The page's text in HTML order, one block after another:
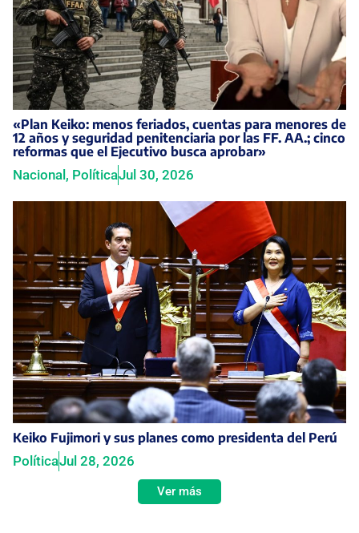
«Plan Keiko: menos feriados, cuentas para menores de
12 años y seguridad penitenciaria por las FF. AA.; cinco
reformas que el Ejecutivo busca aprobar»
Nacional, PolíticaJul 30, 2026
Keiko Fujimori y sus planes como presidenta del Perú
PolíticaJul 28, 2026
Ver más